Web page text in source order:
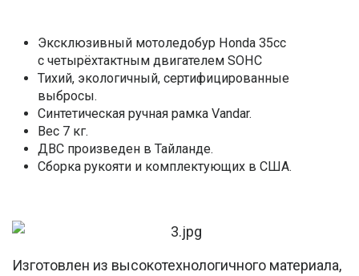
Эксклюзивный мотоледобур Honda 35cc
с четырёхтактным двигателем SOHC
Тихий, экологичный, сертифицированные
выбросы.
Синтетическая ручная рамка Vandar.
Вес 7 кг.
ДВС произведен в Тайланде.
Сборка рукояти и комплектующих в США.
Изготовлен из высокотехнологичного материала,